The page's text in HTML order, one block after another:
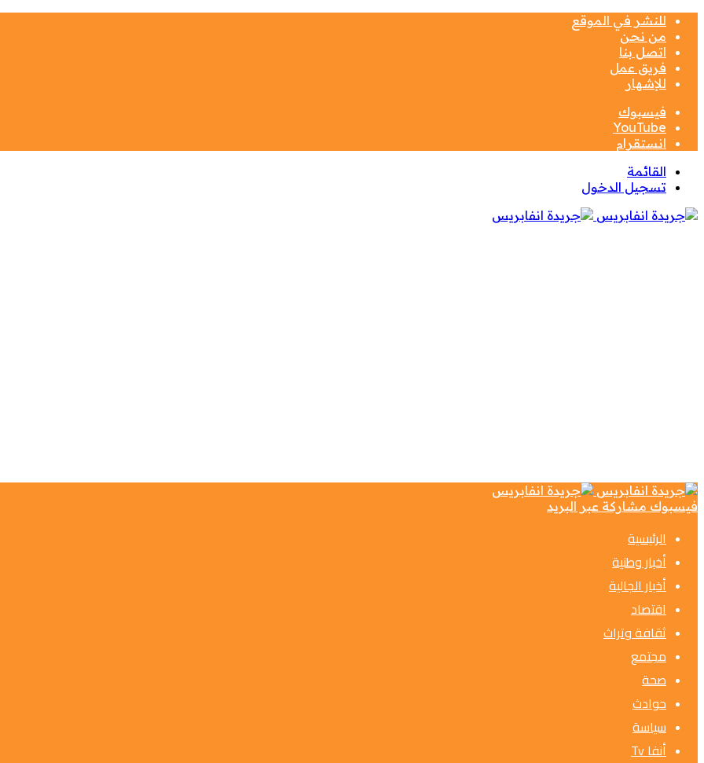
للنشر في الموقع
من نحن
اتصل بنا
فريق عمل
للإشهار
فيسبوك
‫YouTube
انستقرام
القائمة
تسجيل الدخول
فيسبوك مشاركة عبر البريد
الرئيسية
أخبار وطنية
أخبار الجالية
اقتصاد
ثقافة وتراث
مجتمع
صحة
حوادث
سياسة
أنفا Tv